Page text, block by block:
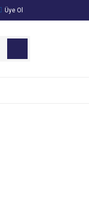
Üye Ol